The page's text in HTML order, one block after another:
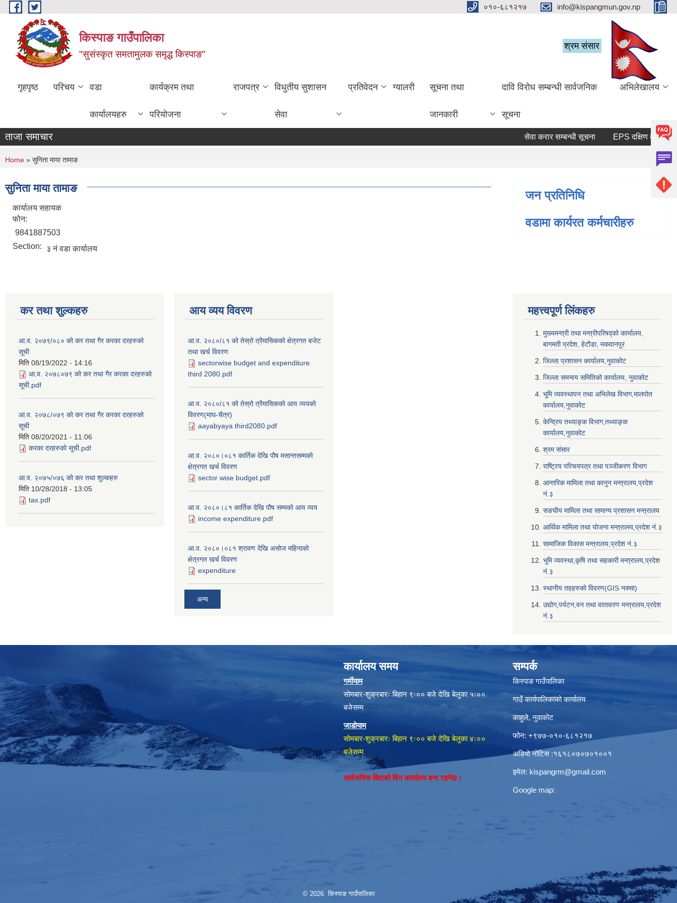
Skip to main content ०१०-६८१२१७ info@kispangmun.gov.np
किस्पाङ गाउँपालिका
"सुसंस्कृत समतामुलक समृद्ध किस्पाङ"
श्रम संसार
गृहपृष्ठ परिचय वडा
कार्यालयहरु
कार्यक्रम तथा
परियोजना
राजपत्र विधुतीय सुशासन
सेवा
प्रतिवेदन ग्यालरी सूचना तथा
जानकारी
दावि विरोध सम्बन्धी सार्वजनिक
सूचना
अभिलेखालय
ताजा समाचार सेवा करार सम्बन्धी सूचना
You are here
Home » सुनिता माया तामाङ
सुनिता माया तामाङ
कार्यालय सहायक
फोन:
9841887503
Section:
३ नं वडा कार्यालय
जन प्रतिनिधि
वडामा कार्यरत कर्मचारीहरु
कर तथा शुल्कहरु
आ.व. २०७९/०८० को कर तथा गैर करका दरहरुको
सूची
मिति 08/19/2022 - 14:16
आ.व. २०७८०७९ को कर तथा गैर करका दरहरुको
सूची.pdf
आ.व. २०७८/०७९ को कर तथा गैर करका दरहरुको
सूची
मिति 08/20/2021 - 11:06
करका दरहरुको सूची.pdf
आ.व. २०७५/०७६ को कर तथा शुल्कहरु
मिति 10/28/2018 - 13:05
tax.pdf
आय व्यय विवरण
आ.व. २०८०/८१ को तेस्रो त्रैमासिकको क्षेत्रगत बजेट
तथा खर्च विवरण
sectorwise budget and expenditure
third 2080.pdf
आ.व. २०८०/८१ को तेस्रो त्रैमासिकको आय व्ययको
विवरण(माघ-चैत्र)
aayabyaya third2080.pdf
आ.व. २०८०।०८१ कार्तिक देखि पौष मसान्तसम्मको
क्षेत्रगत खर्च विवरण
sector wise budget.pdf
आ.व. २०८०।८१ कार्तिक देखि पौष सम्मको आय व्यय
income expenditure.pdf
आ.व. २०८०।०८१ श्रावण देखि असोज महिनाको
क्षेत्रगत खर्च विवरण
expenditure
अन्य
महत्त्वपूर्ण लि‌ंकहरु
मुख्यमन्त्री तथा मन्त्रीपरिषद्को कार्यालय,
बागमती प्रदेश, हेटौडा, मकवानपुर
जिल्ला प्रशासन कार्यालय,नुवाकोट
जिल्ला समन्वय समितिको कार्यालय, नुवाकोट
भूमि व्यवस्थापन तथा अभिलेख विभाग,मालपोत
कार्यालय,नुवाकोट
केन्द्रिय तथ्याङ्क विभाग,तथ्याङ्क
कार्यालय,नुवाकोट
श्रम संसार
राष्ट्रिय परिचयपत्र तथा पञ्जीकरण विभाग
आन्तरिक मामिला तथा कानुन मन्त्रालय,प्रदेश
नं‌‍‌‍.३
सङघीय मामिला तथा सामान्य प्रशासन मन्त्रालय
आर्थिक मामिला तथा योजना मन्त्रालय,प्रदेश नं‌‍‌‍.३
सामाजिक विकास मन्त्रालय,प्रदेश नं‌‍‌‍.३
भूमि व्यवस्था,कृषि तथा सहकारी मन्त्रालय,प्रदेश
नं‌‍‌‍.३
स्थानीय तहहरुको विवरण(GIS नक्सा)
उद्योग,पर्यटन,वन तथा वातावरण मन्त्रालय,प्रदेश
नं‌‍‌‍.३
कार्यालय समय
गर्मीयाम
सोमबार-शुक्रबारः बिहान ९ः०० बजे देखि बेलुका ५ः००
बजेसम्म
जाडोयाम
सोमबार-शुक्रबारः बिहान ९ः०० बजे देखि बेलुका ४ः००
बजेसम्म
सार्वजनिक बिदाको दिन कार्यालय बन्द रहनेछ।
सम्पर्क
किस्पाङ गाउँपालिका
गाउँ कार्यपालिकाको कार्यालय
काहुले‍‍, नुवाकोट
फोन: ‌+९७७-०१०-६८१२१७
अडियो नोटिस ‌‍:१६१८०७०७०१००१
इमेल: kispangrm@gmail.com
Google map:
© 2026 किस्पाङ गाउँपालिका